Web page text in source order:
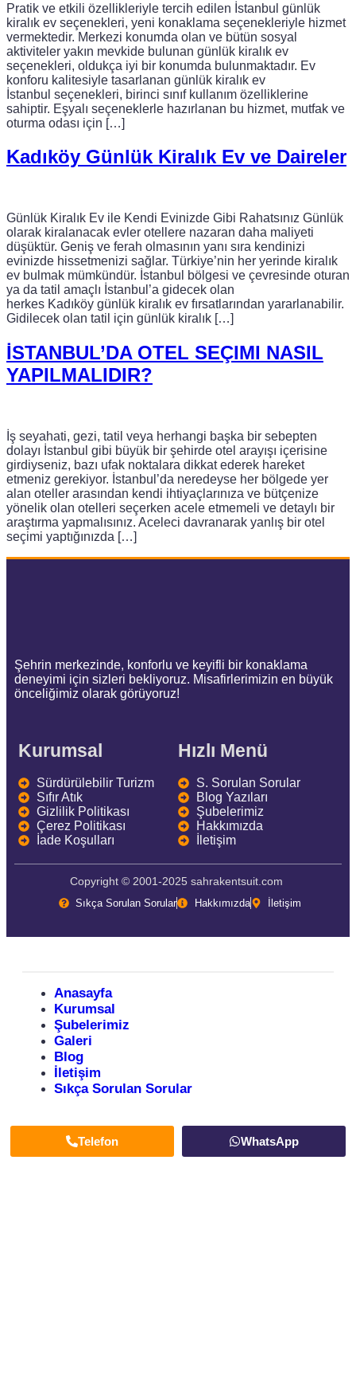
Pratik ve etkili özellikleriyle tercih edilen İstanbul günlük
kiralık ev seçenekleri, yeni konaklama seçenekleriyle hizmet
vermektedir. Merkezi konumda olan ve bütün sosyal
aktiviteler yakın mevkide bulunan günlük kiralık ev
seçenekleri, oldukça iyi bir konumda bulunmaktadır. Ev
konforu kalitesiyle tasarlanan günlük kiralık ev
İstanbul seçenekleri, birinci sınıf kullanım özelliklerine
sahiptir. Eşyalı seçeneklerle hazırlanan bu hizmet, mutfak ve
oturma odası için […]
Kadıköy Günlük Kiralık Ev ve Daireler
Günlük Kiralık Ev ile Kendi Evinizde Gibi Rahatsınız Günlük
olarak kiralanacak evler otellere nazaran daha maliyeti
düşüktür. Geniş ve ferah olmasının yanı sıra kendinizi
evinizde hissetmenizi sağlar. Türkiye’nin her yerinde kiralık
ev bulmak mümkündür. İstanbul bölgesi ve çevresinde oturan
ya da tatil amaçlı İstanbul’a gidecek olan
herkes Kadıköy günlük kiralık ev fırsatlarından yararlanabilir.
Gidilecek olan tatil için günlük kiralık […]
İSTANBUL’DA OTEL SEÇIMI NASIL
YAPILMALIDIR?
İş seyahati, gezi, tatil veya herhangi başka bir sebepten
dolayı İstanbul gibi büyük bir şehirde otel arayışı içerisine
girdiyseniz, bazı ufak noktalara dikkat ederek hareket
etmeniz gerekiyor. İstanbul’da neredeyse her bölgede yer
alan oteller arasından kendi ihtiyaçlarınıza ve bütçenize
yönelik olan otelleri seçerken acele etmemeli ve detaylı bir
araştırma yapmalısınız. Aceleci davranarak yanlış bir otel
seçimi yaptığınızda […]
Şehrin merkezinde, konforlu ve keyifli bir konaklama
deneyimi için sizleri bekliyoruz. Misafirlerimizin en büyük
önceliğimiz olarak görüyoruz!
Kurumsal
Sürdürülebilir Turizm
Sıfır Atık
Gizlilik Politikası
Çerez Politikası
İade Koşulları
Hızlı Menü
S. Sorulan Sorular
Blog Yazıları
Şubelerimiz
Hakkımızda
İletişim
Copyright © 2001-2025 sahrakentsuit.com
Sıkça Sorulan Sorular Hakkımızda İletişim
Anasayfa
Kurumsal
Şubelerimiz
Galeri
Blog
İletişim
Sıkça Sorulan Sorular
Telefon WhatsApp